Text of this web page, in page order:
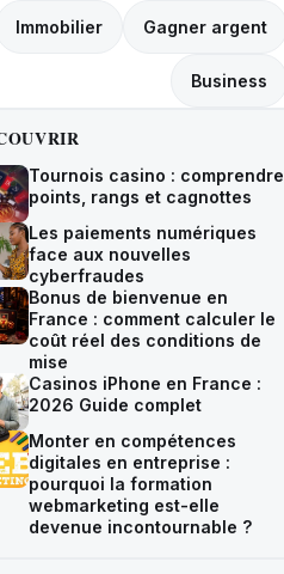
Immobilier Gagner argent
Business
Tournois casino : comprendre
points, rangs et cagnottes
Les paiements numériques
face aux nouvelles
cyberfraudes
Bonus de bienvenue en
France : comment calculer le
coût réel des conditions de
mise
Casinos iPhone en France :
2026 Guide complet
Monter en compétences
digitales en entreprise :
pourquoi la formation
webmarketing est-elle
devenue incontournable ?